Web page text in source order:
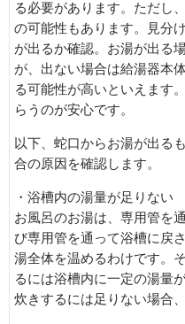
る必要があります。ただし
の可能性もあります。見分
が出るか確認。お湯が出る
が、出ない場合は給湯器本
る可能性が高いといえます
らうのが安心です。
以下、蛇口からお湯が出る
合の原因を確認します。
・浴槽内の湯量が足りない
お風呂のお湯は、専用管を
び専用管を通って浴槽に戻
湯全体を温めるわけです。
るには浴槽内に一定の湯量
炊きするには足りない場合